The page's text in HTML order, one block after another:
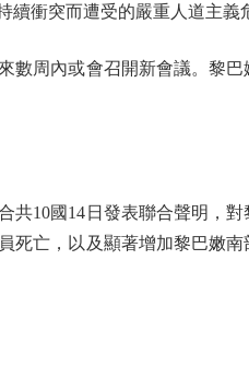
衝突而遭受的嚴重人道主義
周內或會召開新會議。黎巴
10國14日發表聯合聲明，對
死亡，以及顯著增加黎巴嫩